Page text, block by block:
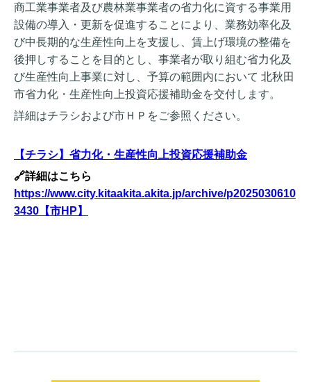
商工業事業者及び農林業事業者の省力化に資する事業用
設備の導入・更新を促進することにより、 業務効率化及
び中長期的な生産性向上を支援 し、 賃上げ環境の整備を
後押しすることを目的とし、事業者が取り組む省力化及
び生産性向上事業に対し、予算の範囲内において 北秋田
市省力化・生産性向上投資応援補助金を交付します。
詳細はチラシおよび市ＨＰをご参照ください。
【チラシ】省力化・生産性向上投資応援補助金
🔗詳細はこちら
https://www.city.kitaakita.akita.jp/archive/p2025030610
3430【市HP】